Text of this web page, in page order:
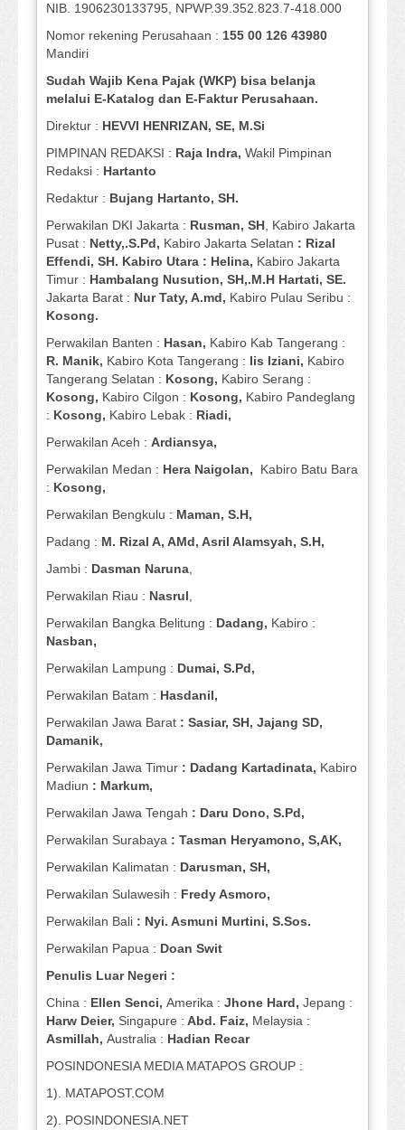
NIB. 1906230133795, NPWP.39.352.823.7-418.000
Nomor rekening Perusahaan : 155 00 126 43980
Mandiri
Sudah Wajib Kena Pajak (WKP) bisa belanja
melalui E-Katalog dan E-Faktur Perusahaan.
Direktur : HEVVI HENRIZAN, SE, M.Si
PIMPINAN REDAKSI : Raja Indra, Wakil Pimpinan
Redaksi : Hartanto
Redaktur : Bujang Hartanto, SH.
Perwakilan DKI Jakarta : Rusman, SH, Kabiro Jakarta
Pusat : Netty,.S.Pd, Kabiro Jakarta Selatan : Rizal
Effendi, SH. Kabiro Utara : Helina, Kabiro Jakarta
Timur : Hambalang Nusution, SH,.M.H Hartati, SE.
Jakarta Barat : Nur Taty, A.md, Kabiro Pulau Seribu :
Kosong.
Perwakilan Banten : Hasan, Kabiro Kab Tangerang :
R. Manik, Kabiro Kota Tangerang : Iis Iziani, Kabiro
Tangerang Selatan : Kosong, Kabiro Serang :
Kosong, Kabiro Cilgon : Kosong, Kabiro Pandeglang
: Kosong, Kabiro Lebak : Riadi,
Perwakilan Aceh : Ardiansya,
Perwakilan Medan : Hera Naigolan, Kabiro Batu Bara
: Kosong,
Perwakilan Bengkulu : Maman, S.H,
Padang : M. Rizal A, AMd, Asril Alamsyah, S.H,
Jambi : Dasman Naruna,
Perwakilan Riau : Nasrul,
Perwakilan Bangka Belitung : Dadang, Kabiro :
Nasban,
Perwakilan Lampung : Dumai, S.Pd,
Perwakilan Batam : Hasdanil,
Perwakilan Jawa Barat : Sasiar, SH, Jajang SD,
Damanik,
Perwakilan Jawa Timur : Dadang Kartadinata, Kabiro
Madiun : Markum,
Perwakilan Jawa Tengah : Daru Dono, S.Pd,
Perwakilan Surabaya : Tasman Heryamono, S,AK,
Perwakilan Kalimatan : Darusman, SH,
Perwakilan Sulawesih : Fredy Asmoro,
Perwakilan Bali : Nyi. Asmuni Murtini, S.Sos.
Perwakilan Papua : Doan Swit
Penulis Luar Negeri :
China : Ellen Senci, Amerika : Jhone Hard, Jepang :
Harw Deier, Singapure : Abd. Faiz, Melaysia :
Asmillah, Australia : Hadian Recar
POSINDONESIA MEDIA MATAPOS GROUP :
1). MATAPOST.COM
2). POSINDONESIA.NET